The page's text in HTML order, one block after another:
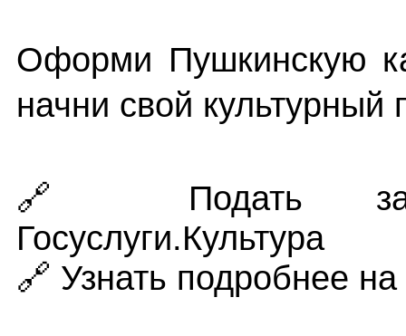
Оформи Пушкинскую
начни свой культурный
🔗 Подать
Госуслуги.Культура
🔗 Узнать подробнее на